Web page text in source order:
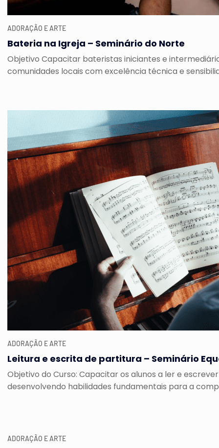
ADORAÇÃO E ARTE
Bateria na Igreja – Seminário do Norte
Objetivo Capacitar bateristas iniciantes e
comunidades locais com excelência técnica e
ADORAÇÃO E ARTE
Leitura e escrita de partitura – Seminário
Objetivo do Curso: Capacitar os alunos a ler e
desenvolvendo habilidades fundamentais para a
ADORAÇÃO E ARTE